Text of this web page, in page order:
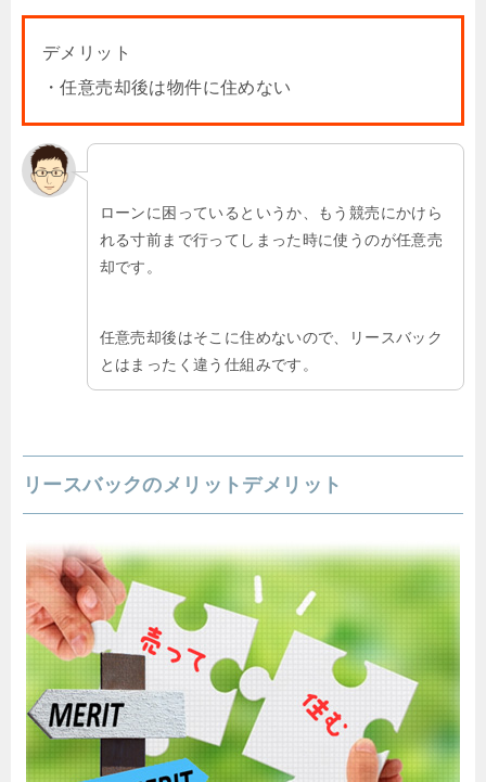
デメリット
・任意売却後は物件に住めない
ローンに困っているというか、もう競売にかけら
れる寸前まで行ってしまった時に使うのが任意売
却です。
任意売却後はそこに住めないので、リースバック
とはまったく違う仕組みです。
リースバックのメリットデメリット